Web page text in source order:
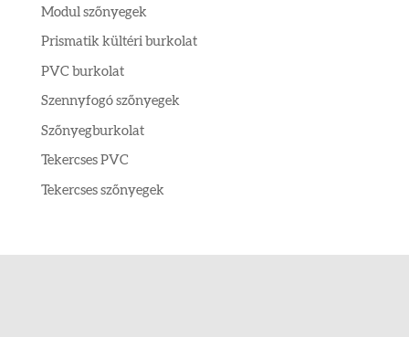
Modul szőnyegek
Prismatik kültéri burkolat
PVC burkolat
Szennyfogó szőnyegek
Szőnyegburkolat
Tekercses PVC
Tekercses szőnyegek